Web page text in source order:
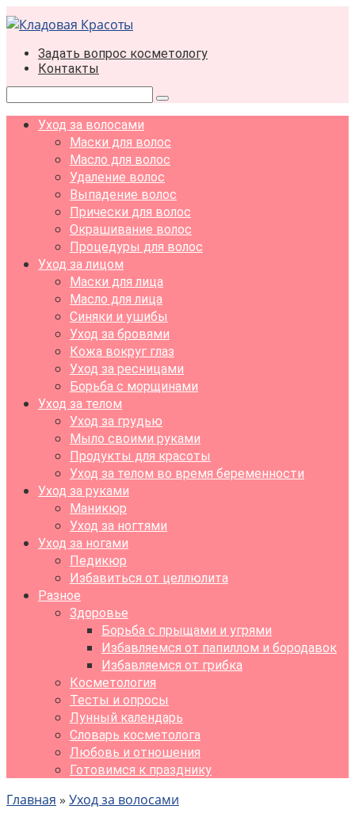
Перейти
к
контентуЗадать вопрос косметологу
Контакты
Поиск:
Уход за волосами
Маски для волос
Масло для волос
Удаление волос
Выпадение волос
Прически для волос
Окрашивание волос
Процедуры для волос
Уход за лицом
Маски для лица
Масло для лица
Синяки и ушибы
Уход за бровями
Кожа вокруг глаз
Уход за ресницами
Борьба с морщинами
Уход за телом
Уход за грудью
Мыло своими руками
Продукты для красоты
Уход за телом во время беременности
Уход за руками
Маникюр
Уход за ногтями
Уход за ногами
Педикюр
Избавиться от целлюлита
Разное
Здоровье
Борьба с прыщами и угрями
Избавляемся от папиллом и бородавок
Избавляемся от грибка
Косметология
Тесты и опросы
Лунный календарь
Словарь косметолога
Любовь и отношения
Готовимся к празднику
Главная » Уход за волосами